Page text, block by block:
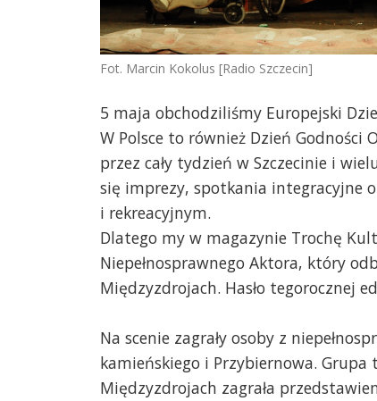
Fot. Marcin Kokolus [Radio Szczecin]
5 maja obchodziliśmy Europejski
W Polsce to również Dzień Godności
przez cały tydzień w Szczecinie i
się imprezy, spotkania integracyjne
i rekreacyjnym.
Dlatego my w magazynie Trochę
Niepełnosprawnego Aktora, który
Międzyzdrojach. Hasło tegorocznej
Na scenie zagrały osoby z
kamieńskiego i Przybiernowa.
Międzyzdrojach zagrała